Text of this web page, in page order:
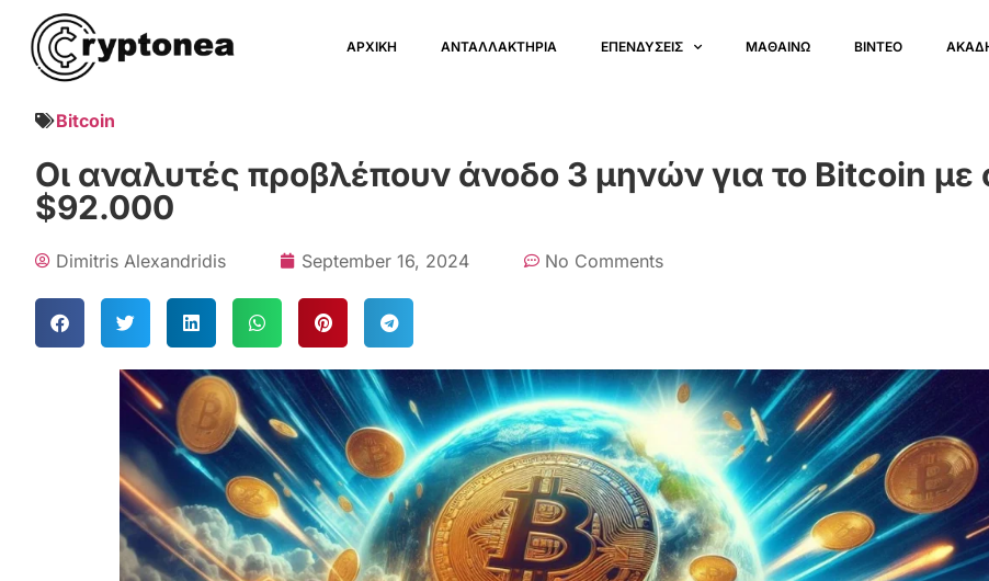
ΑΡΧΙΚΗ ΑΝΤΑΛΛΑΚΤΗΡΙΑ ΕΠΕΝΔΥΣΕΙΣ ΜΑΘΑΙΝΩ ΒΙΝΤΕΟ
Bitcoin
Οι αναλυτές προβλέπουν άνοδο 3 μηνών για το Bitcoin με
$92.000
Dimitris Alexandridis September 16, 2024 No Comments